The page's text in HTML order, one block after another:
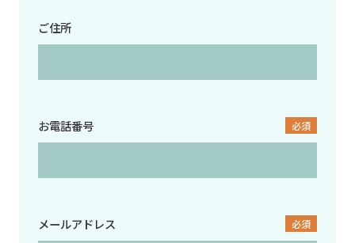
ご住所
お電話番号 必須
メールアドレス 必須